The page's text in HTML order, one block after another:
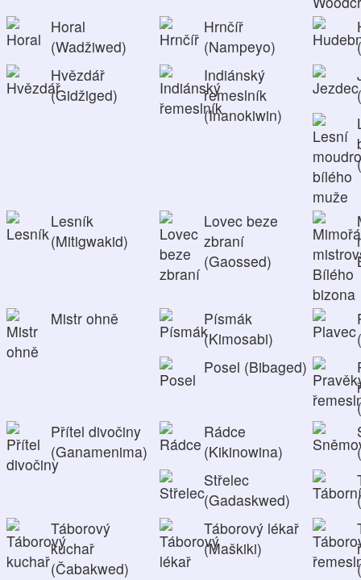
Horal
(Wadžiwed)
Hrnčíř
(Nampeyo)
Hvězdář
(Gidžiged)
Indiánský
řemeslník
(Inanokiwin)
Lesník
(Mitigwakid)
Lovec beze
zbraní
(Gaossed)
Mistr ohně
Písmák
(Kimosabi)
Posel (Bibaged)
Přítel divočiny
(Ganamenima)
Rádce
(Kikinowina)
Střelec
(Gadaskwed)
Táborový
kuchař
(Čabakwed)
Táborový lékař
(Maškiki)